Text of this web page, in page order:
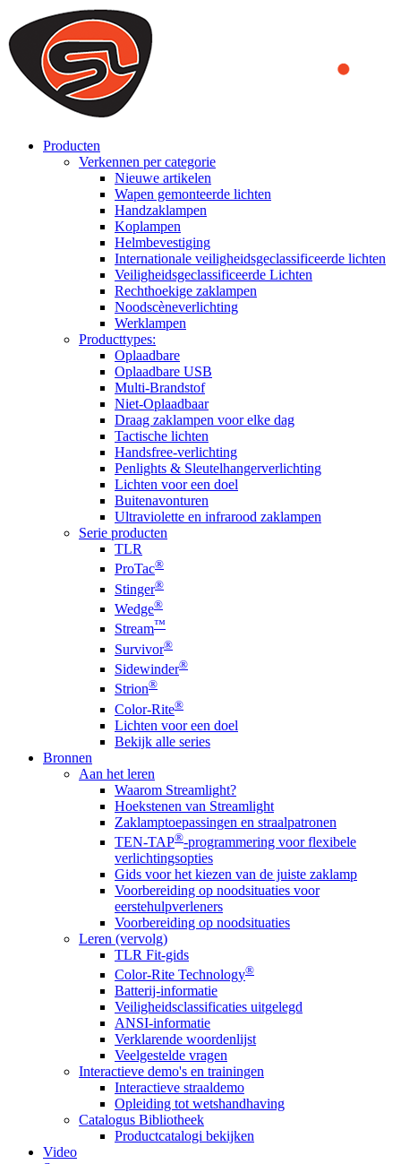
We use cookies to ensure that we provide you the best experience
on our website. By continuing to browse this website, you accept
that cookies are used to help us analyze how the website is used and
to offer you a better experience. To learn more or to find out how
you can disable cookies, you can access our
Producten
Verkennen per categorie
Nieuwe artikelen
Wapen gemonteerde lichten
Handzaklampen
Koplampen
Helmbevestiging
Internationale veiligheidsgeclassificeerde lichten
Veiligheidsgeclassificeerde Lichten
Rechthoekige zaklampen
Noodscèneverlichting
Werklampen
Producttypes:
Oplaadbare
Oplaadbare USB
Multi-Brandstof
Niet-Oplaadbaar
Draag zaklampen voor elke dag
Tactische lichten
Handsfree-verlichting
Penlights & Sleutelhangerverlichting
Lichten voor een doel
Buitenavonturen
Ultraviolette en infrarood zaklampen
Serie producten
TLR
ProTac®
Stinger®
Wedge®
Stream™
Survivor®
Sidewinder®
Strion®
Color-Rite®
Lichten voor een doel
Bekijk alle series
Bronnen
Aan het leren
Waarom Streamlight?
Hoekstenen van Streamlight
Zaklamptoepassingen en straalpatronen
TEN-TAP®-programmering voor flexibele
verlichtingsopties
Gids voor het kiezen van de juiste zaklamp
Voorbereiding op noodsituaties voor
eerstehulpverleners
Voorbereiding op noodsituaties
Leren (vervolg)
TLR Fit-gids
Color-Rite Technology®
Batterij-informatie
Veiligheidsclassificaties uitgelegd
ANSI-informatie
Verklarende woordenlijst
Veelgestelde vragen
Interactieve demo's en trainingen
Interactieve straaldemo
Opleiding tot wetshandhaving
Catalogus Bibliotheek
Productcatalogi bekijken
Video